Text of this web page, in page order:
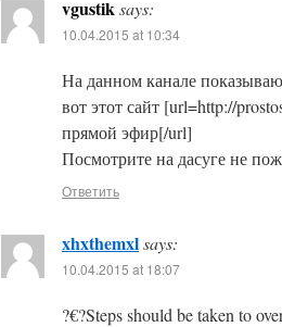
vgustiksays:
10.04.2015 at 10:34
На данном канале
вот этот сайт [url=http://
прямой эфир[/url]
Посмотрите на дасуге не
Ответить
xhxthemxlsays:
10.04.2015 at 18:07
?€?Steps should be taken to